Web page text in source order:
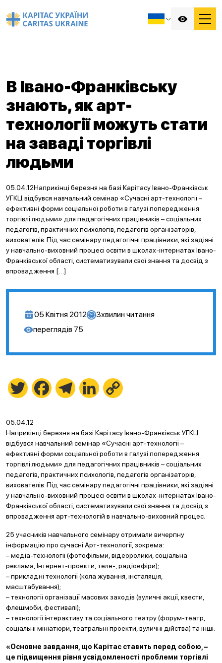
В Івано-Франківську
знають, як арт-
технології можуть стати
на заваді торгівлі
людьми
05.04.12Наприкінці березня на базі Карітасу Івано-Франківськ
УГКЦ відбувся навчальний семінар «Сучасні арт-технології –
ефективні форми соціальної роботи в галузі попередження
торгівлі людьми» для педагогічних працівників – соціальних
педагогів, практичних психологів, педагогів організаторів,
вихователів. Під час семінару педагогічні працівники, які задіяні
у навчально-виховний процесі освіти в школах-інтернатах Івано-
Франківської області, систематизували свої знання та досвід з
впровадження […]
05 Квітня 2012 3хвилин читання
переглядів 75
Twitter FacebookTelegramLinkedIn
05.04.12
Наприкінці березня на базі Карітасу Івано-Франківськ УГКЦ
відбувся навчальний семінар «Сучасні арт-технології –
ефективні форми соціальної роботи в галузі попередження
торгівлі людьми» для педагогічних працівників – соціальних
педагогів, практичних психологів, педагогів організаторів,
вихователів. Під час семінару педагогічні працівники, які задіяні
у навчально-виховний процесі освіти в школах-інтернатах Івано-
Франківської області, систематизували свої знання та досвід з
впровадження aрт-технологій в навчально-виховний процес.
25 учасників навчального семінару отримали вичерпну
інформацію про сучасні Арт-технології, зокрема:
– медіа-технології (фотофільми, відеоролики, соціальна
реклама, Інтернет-проекти, теле-, радіоефіри);
– прикладні технології (кола жування, інсталяція,
масштабування);
– технології організації масових заходів (вуличні акції, квести,
флешмоби, фестивалі);
– технології інтерактиву та соціального театру (форум-театр,
соціальні мініатюри, театральні проекти, вуличні дійства) та інші.
«Основне завдання, що Карітас ставить перед собою, –
це підвищення рівня усвідомленості проблеми торгівлі